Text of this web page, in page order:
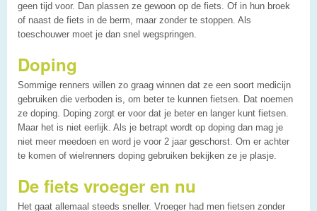
geen tijd voor. Dan plassen ze gewoon op de fiets. Of in hun broek
of naast de fiets in de berm, maar zonder te stoppen. Als
toeschouwer moet je dan snel wegspringen.
Doping
Sommige renners willen zo graag winnen dat ze een soort medicijn
gebruiken die verboden is, om beter te kunnen fietsen. Dat noemen
ze doping. Doping zorgt er voor dat je beter en langer kunt fietsen.
Maar het is niet eerlijk. Als je betrapt wordt op doping dan mag je
niet meer meedoen en word je voor 2 jaar geschorst. Om er achter
te komen of wielrenners doping gebruiken bekijken ze je plasje.
De fiets vroeger en nu
Het gaat allemaal steeds sneller. Vroeger had men fietsen zonder